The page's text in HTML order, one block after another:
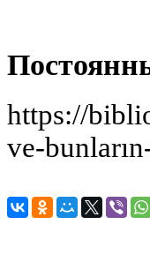
https://
ve-